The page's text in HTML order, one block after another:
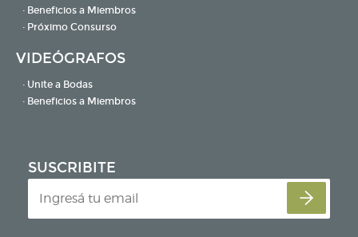
· Beneficios a Miembros
· Próximo Consurso
VIDEÓGRAFOS
· Unite a Bodas
· Beneficios a Miembros
SUSCRIBITE